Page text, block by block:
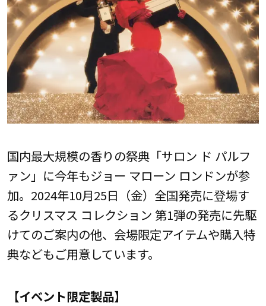
国内最大規模の香りの祭典「サロン ド パルフ
ァン」に今年もジョー マローン ロンドンが参
加。2024年10月25日（金）全国発売に登場す
るクリスマス コレクション 第1弾の発売に先駆
けてのご案内の他、会場限定アイテムや購入特
典などもご用意しています。
【イベント限定製品】